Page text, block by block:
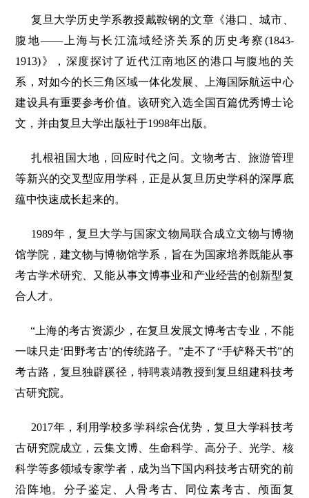
复旦大学历史学系教授戴鞍钢的文章《港口、城市、
腹地——上海与长江流域经济关系的历史考察(1843-
1913)》，深度探讨了近代江南地区的港口与腹地的关
系，对如今的长三角区域一体化发展、上海国际航运中心
建设具有重要参考价值。该研究入选全国百篇优秀博士论
文，并由复旦大学出版社于1998年出版。
扎根祖国大地，回应时代之问。文物考古、旅游管理
等新兴的交叉型应用学科，正是从复旦历史学科的深厚底
蕴中快速成长起来的。
1989年，复旦大学与国家文物局联合成立文物与博物
馆学院，建文物与博物馆学系，旨在为国家培养既能从事
考古学术研究、又能从事文博事业和产业经营的创新型复
合人才。
“上海的考古资源少，在复旦发展文博考古专业，不能
一味只走‘田野考古’的传统路子。”走不了“手铲释天书”的
考古路，复旦独辟蹊径，特聘袁靖教授到复旦组建科技考
古研究院。
2017年，利用学校多学科综合优势，复旦大学科技考
古研究院成立，云集文博、生命科学、高分子、光学、核
科学等多领域专家学者，成为当下国内科技考古研究的前
沿阵地。分子鉴定、人骨考古、同位素考古、颅面复